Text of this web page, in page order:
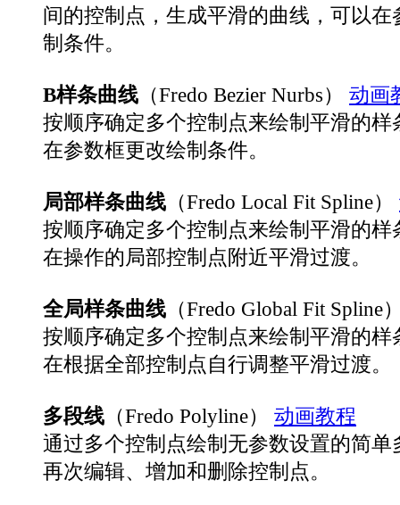
间的控制点，生成平滑的曲线，可以在
制条件。
B样条曲线 （Fredo Bezier Nurbs）
动画
按顺序确定多个控制点来绘制平滑的样
在参数框更改绘制条件。
局部样条曲线 （Fredo Local Fit Spline）
按顺序确定多个控制点来绘制平滑的样
在操作的局部控制点附近平滑过渡。
全局样条曲线 （Fredo Global Fit Spline
按顺序确定多个控制点来绘制平滑的样
在根据全部控制点自行调整平滑过渡。
多段线 （Fredo Polyline）
动画教程
通过多个控制点绘制无参数设置的简单
再次编辑、增加和删除控制点。